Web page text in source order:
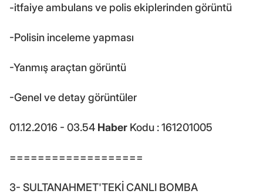
-itfaiye ambulans ve polis ekiplerinden görüntü
-Polisin inceleme yapması
-Yanmış araçtan görüntü
-Genel ve detay görüntüler
01.12.2016 - 03.54 Haber Kodu : 161201005
===================
3- SULTANAHMET'TEKİ CANLI BOMBA